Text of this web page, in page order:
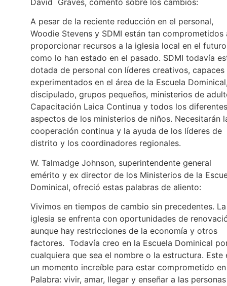
A pesar de la reciente reducción en el personal,
Woodie Stevens y SDMI están tan comprometidos
proporcionar recursos a la iglesia local en el futuro
como lo han estado en el pasado. SDMI todavía
dotada de personal con líderes creativos, capaces
experimentados en el área de la Escuela
discipulado, grupos pequeños, ministerios de
Capacitación Laica Continua y todos los diferentes
aspectos de los ministerios de niños. Necesitarán
cooperación continua y la ayuda de los líderes de
distrito y los coordinadores regionales.
W. Talmadge Johnson, superintendente general
emérito y ex director de los Ministerios de la
Dominical, ofreció estas palabras de aliento:
Vivimos en tiempos de cambio sin precedentes. La
iglesia se enfrenta con oportunidades de
aunque hay restricciones de la economía y otros
factores. Todavía creo en la Escuela Dominical
cualquiera que sea el nombre o la estructura. Este
un momento increíble para estar comprometido
Palabra: vivir, amar, llegar y enseñar a las personas